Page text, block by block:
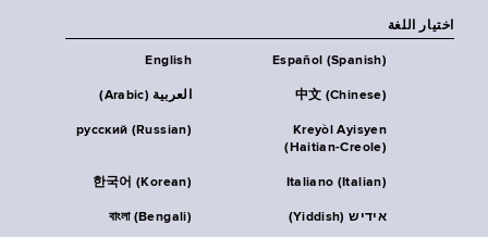
اختيار اللغة
English Español (Spanish)
العربية (Arabic) 中文 (Chinese)
русский (Russian)
Kreyòl Ayisyen
(Haitian-Creole)
한국어 (Korean) Italiano (Italian)
বাংলা (Bengali) אידיש (Yiddish)